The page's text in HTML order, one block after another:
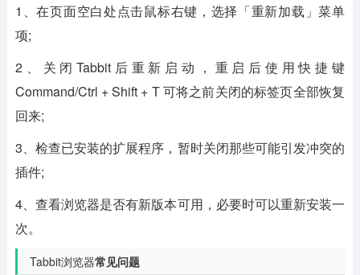
1、在页面空白处点击鼠标右键，选择「重新加载」菜单
项;
2、关闭Tabbit后重新启动，重启后使用快捷键
Command/Ctrl + Shift + T 可将之前关闭的标签页全部恢复
回来;
3、检查已安装的扩展程序，暂时关闭那些可能引发冲突的
插件;
4、查看浏览器是否有新版本可用，必要时可以重新安装一
次。
Tabbit浏览器常见问题